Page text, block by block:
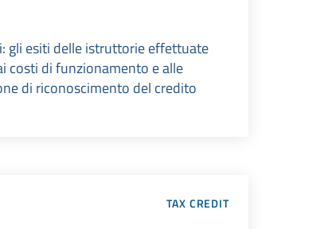
gli esiti delle istruttorie effettuate
costi di funzionamento e alle
di riconoscimento del credito
TAX CREDIT